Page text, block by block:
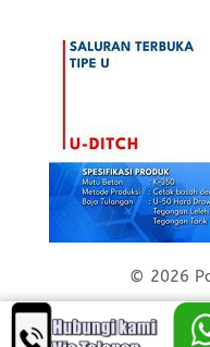
© 2026